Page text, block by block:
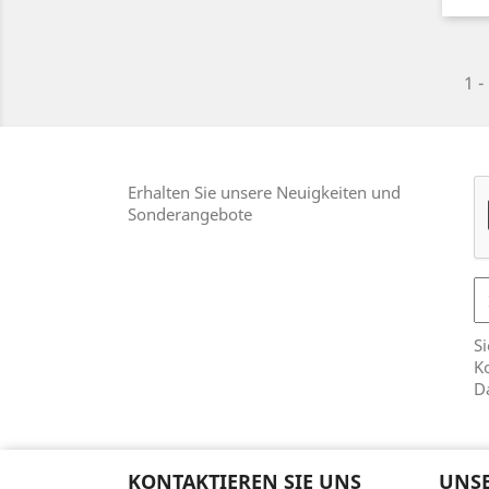
1
Erhalten Sie unsere Neuigkeiten und
Sonderangebote
KONTAKTIEREN SIE UNS